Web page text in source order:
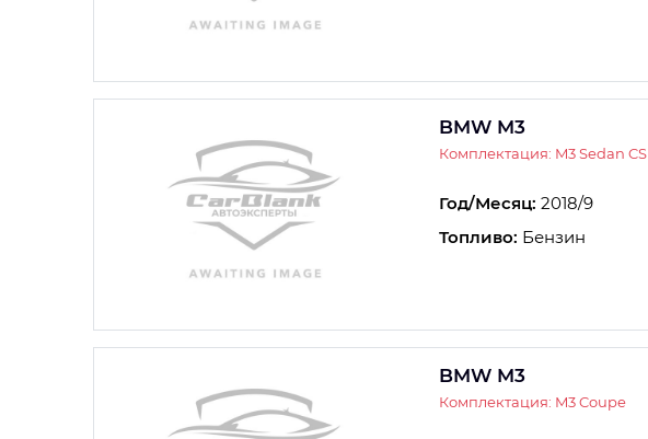
BMW M3
Комплектация: M3 Sedan CS
Год/Месяц: 2018/9
Топливо: Бензин
BMW M3
Комплектация: M3 Coupe